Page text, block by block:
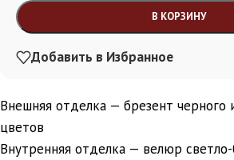
В КОРЗИНУ
Добавить в Избранное
Внешняя отделка — брезент черного
цветов
Внутренняя отделка — велюр